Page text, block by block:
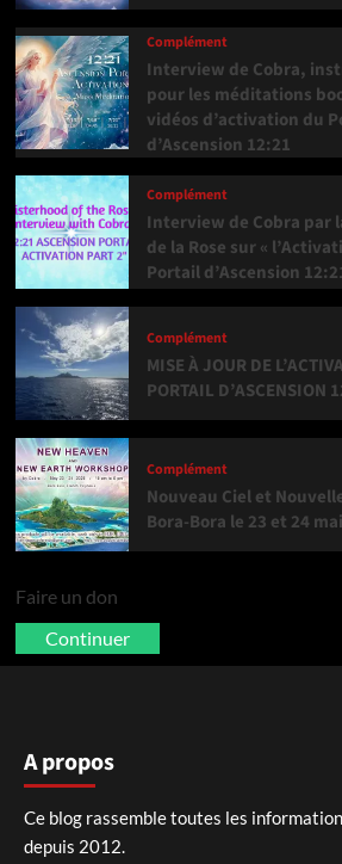
Complément
Interview de Cobra,
pour les méditations
vidéos d’activation du
d’Ascension 12:21
Complément
Interview de Cobra par
de la Rose sur «
Portail d’Ascension
Complément
MISE À JOUR DE
PORTAIL D’ASCENSION
Complément
Nouveau Ciel et
Bora-Bora le 23 et 24
Faire un don
Continuer
A propos
Ce blog rassemble toutes les
depuis 2012.